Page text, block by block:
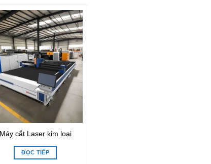
Máy cắt Laser kim loại
ĐỌC TIẾP